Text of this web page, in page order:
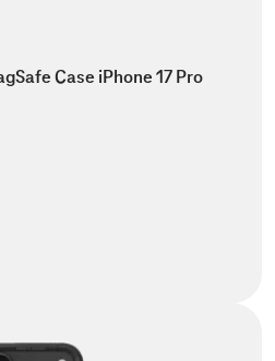
Case iPhone 17 Pro